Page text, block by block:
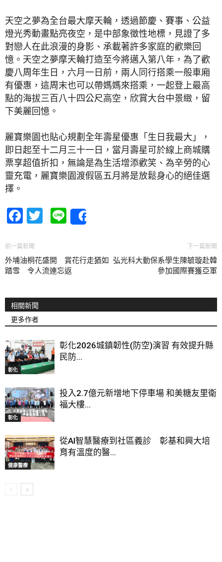
天空之夢為全台最大摩天輪，透過節慶、賽事、公益
燈光秀動畫點亮夜空，是中部象徵性地標，見證了多
對戀人在此浪漫的身影、承載著許多家庭的歡樂回
憶。天空之夢摩天輪打造至今將邁入第八年，為了歡
慶八周年生日，六月一日前，兩人同行搭乘一般車廂
有優惠，這周末也可以帶媽媽來搭乘，一起登上最高
點的海拔三百八十四公尺高空，欣賞大台中景緻，留
下美麗回憶。
麗寶樂園也貼心規劃全年壽星優惠「生日我最大」，
即日起至十二月三十一日，當月壽星可於線上商城購
票享超值折扣，無論是為生活增添歡笑、為辛勞的心
靈充電，麗寶樂園渡假區五月將是放鬆身心的絕佳選
擇。
Facebook
Twitter
Line
前一篇新聞
外埔油桐花盛開 賞花行走猶如
踏雪 令人流連忘返
下一篇新聞
弘光科大動保系學生陳毓璇赴韓
參加國際賽獲亞軍
相關新聞
更多作者
彰化
彰化2026城鎮韌性(防空)演習 有效提升縣
民防...
彰化
投入2.7億元新增地下停車場 和美糖友里衛
福大樓...
健康醫療
從AI智慧醫療到社區義診 彰基和興大培
育有溫度的醫...